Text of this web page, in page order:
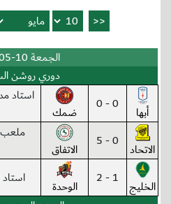
الجمعة 10-05-2024
دوري روشن
أبها 0 - 0 ضمك
استاد
الاتحاد 0 - 5 الاتفاق
ملعب
الخليج 1 - 2 الوحدة